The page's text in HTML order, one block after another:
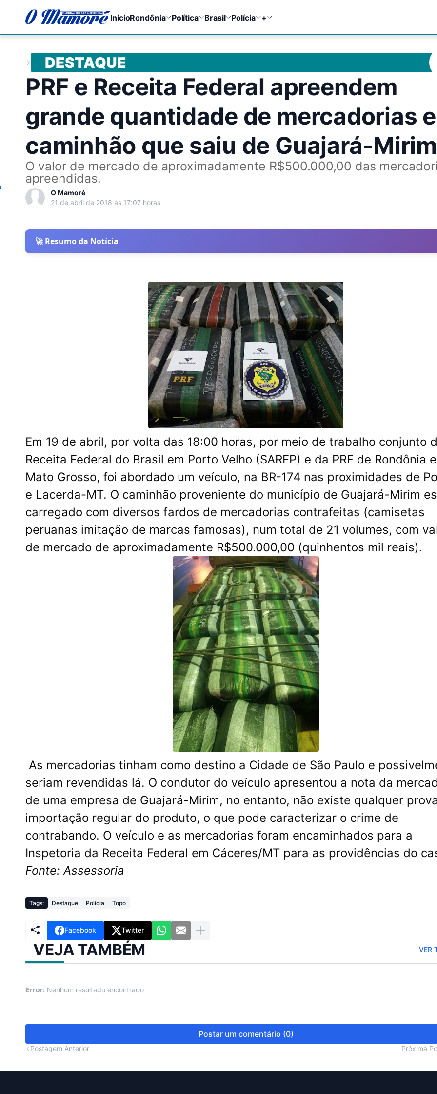
InícioRondônia Política Brasil Polícia +
DESTAQUE
PRF e Receita Federal apreendem
grande quantidade de mercadorias
caminhão que saiu de Guajará-Mirim
O valor de mercado de aproximadamente R$500.000,00 das
apreendidas.
O Mamoré
21 de abril de 2018 às 17:07 horas
🚀 Resumo da Notícia
Em 19 de abril, por volta das 18:00 horas, por meio de trabalho conjunto
Receita Federal do Brasil em Porto Velho (SAREP) e da PRF de Rondônia e
Mato Grosso, foi abordado um veículo, na BR-174 nas proximidades de
e Lacerda-MT. O caminhão proveniente do município de Guajará-Mirim
carregado com diversos fardos de mercadorias contrafeitas (camisetas
peruanas imitação de marcas famosas), num total de 21 volumes, com
de mercado de aproximadamente R$500.000,00 (quinhentos mil reais).
As mercadorias tinham como destino a Cidade de São Paulo e
seriam revendidas lá. O condutor do veículo apresentou a nota da
de uma empresa de Guajará-Mirim, no entanto, não existe qualquer
importação regular do produto, o que pode caracterizar o crime de
contrabando. O veículo e as mercadorias foram encaminhados para a
Inspetoria da Receita Federal em Cáceres/MT para as providências do
Fonte: Assessoria
Tags: Destaque Polícia Topo
Facebook Twitter
VEJA TAMBÉM VER
Error: Nenhum resultado encontrado
Postar um comentário (0)
Postagem Anterior Próxima